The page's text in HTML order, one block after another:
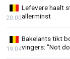
Lefevere haalt
allerminst
20:00
Bakelants tikt
vingers: "Not
19:04